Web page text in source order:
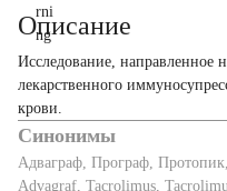
Описание
Исследование, направленное
лекарственного
крови.
Синонимы
Адваграф, Програф,
Advagraf, Tacrolimus,